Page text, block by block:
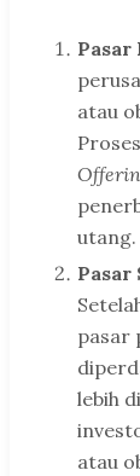
atau
utang.
pasar
lebih
atau